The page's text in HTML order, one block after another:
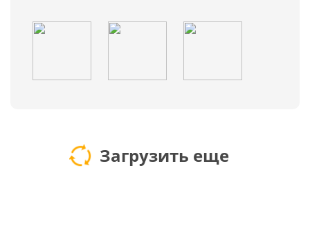
Загрузить еще